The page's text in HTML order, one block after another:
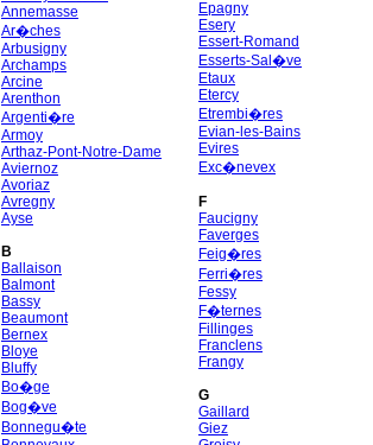
Annemasse
Ar�ches
Arbusigny
Archamps
Arcine
Arenthon
Argenti�re
Armoy
Arthaz-Pont-Notre-Dame
Aviernoz
Avoriaz
Avregny
Ayse
B
Ballaison
Balmont
Bassy
Beaumont
Bernex
Bloye
Bluffy
Bo�ge
Bog�ve
Bonnegu�te
Epagny
Esery
Essert-Romand
Esserts-Sal�ve
Etaux
Etercy
Etrembi�res
Evian-les-Bains
Evires
Exc�nevex
F
Faucigny
Faverges
Feig�res
Ferri�res
Fessy
F�ternes
Fillinges
Franclens
Frangy
G
Gaillard
Giez